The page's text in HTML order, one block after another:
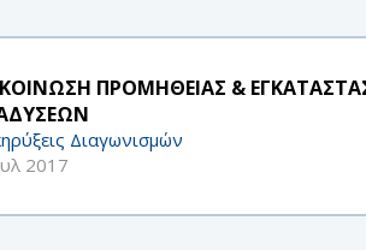
ΠΡΟΜΗΘΕΙΑΣ &
Διαγωνισμών
2017